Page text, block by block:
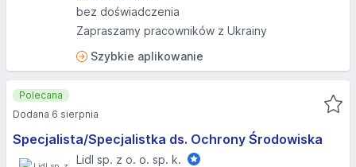
bez doświadczenia
Zapraszamy pracowników z Ukrainy
Szybkie aplikowanie
Specjalista/Specjalistka ds. Ochrony Środowiska
Lidl sp. z o. o. sp. k.
Polecana
Dodana 6 sierpnia